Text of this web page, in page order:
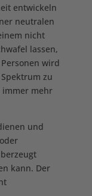
entwickeln
neutralen
nicht
lassen,
wird
zu
immer mehr
und
kann. Der